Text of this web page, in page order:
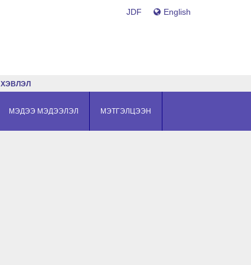
JDF English
ХЭВЛЭЛ
МЭДЭЭ МЭДЭЭЛЭЛ МЭТГЭЛЦЭЭН